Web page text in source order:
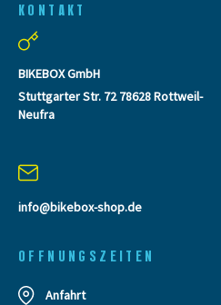
KONTAKT
BIKEBOX GmbH
Stuttgarter Str. 72 78628 Rottweil-
Neufra
info@bikebox-shop.de
OFFNUNGSZEITEN
Anfahrt